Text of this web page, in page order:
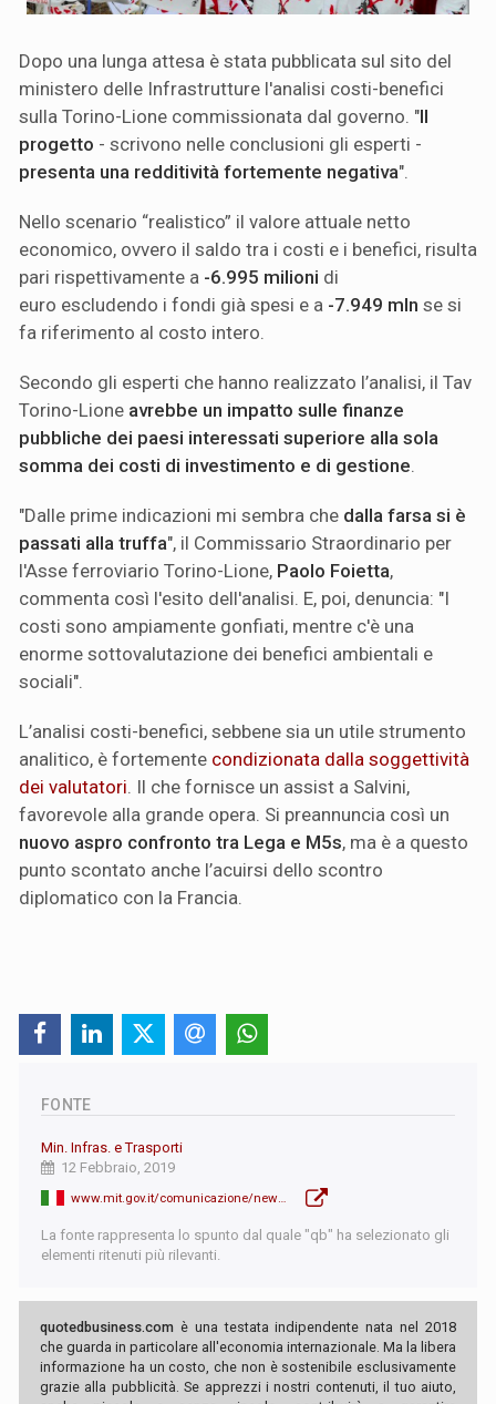
Dopo una lunga attesa è stata pubblicata sul sito del
ministero delle Infrastrutture l'analisi costi-benefici
sulla Torino-Lione commissionata dal governo. "Il
progetto - scrivono nelle conclusioni gli esperti -
presenta una redditività fortemente negativa".
Nello scenario “realistico” il valore attuale netto
economico, ovvero il saldo tra i costi e i benefici, risulta
pari rispettivamente a -6.995 milioni di
euro escludendo i fondi già spesi e a -7.949 mln se si
fa riferimento al costo intero.
Secondo gli esperti che hanno realizzato l’analisi, il Tav
Torino-Lione avrebbe un impatto sulle finanze
pubbliche dei paesi interessati superiore alla sola
somma dei costi di investimento e di gestione
"Dalle prime indicazioni mi sembra che dalla farsa si è
passati alla truffa", il Commissario Straordinario per
l'Asse ferroviario Torino-Lione, Paolo Foietta,
commenta così l'esito dell'analisi. E, poi, denuncia: "I
costi sono ampiamente gonfiati, mentre c'è una
enorme sottovalutazione dei benefici ambientali e
sociali".
L’analisi costi-benefici, sebbene sia un utile strumento
analitico, è fortemente condizionata dalla soggettività
dei valutatori . Il che fornisce un assist a Salvini,
favorevole alla grande opera. Si preannuncia così un
nuovo aspro confronto tra Lega e M5s, ma è a questo
punto scontato anche l’acuirsi dello scontro
diplomatico con la Francia.
FONTE
Min. Infras. e Trasporti
12 Febbraio, 2019
La fonte rappresenta lo spunto dal quale "qb" ha selezionato gli
elementi ritenuti più rilevanti.
quotedbusiness.com è una testata indipendente nata nel 2018
che guarda in particolare all'economia internazionale. Ma la libera
informazione ha un costo, che non è sostenibile esclusivamente
grazie alla pubblicità. Se apprezzi i nostri contenuti, il tuo aiuto,